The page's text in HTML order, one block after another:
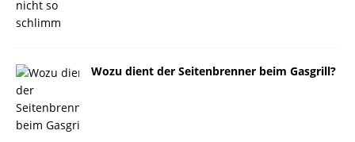
Wozu dient der Seitenbrenner beim Gasgrill?